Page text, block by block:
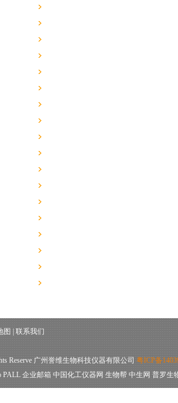
图 联系我们
Reserve 广州誉维生物科技仪器有限公司 粤ICP备
PALL 企业邮箱 中国化工仪器网 生物帮 中生网 普罗生